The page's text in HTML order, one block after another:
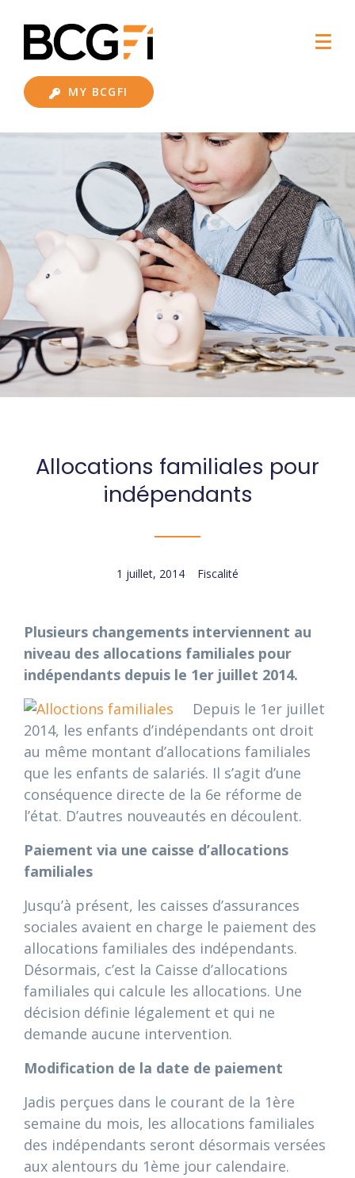
MY BCGFI
Allocations familiales pour
indépendants
1 juillet, 2014 Fiscalité
Plusieurs changements interviennent au
niveau des allocations familiales pour
indépendants depuis le 1er juillet 2014.
Depuis le 1er juillet
2014, les enfants d’indépendants ont droit
au même montant d’allocations familiales
que les enfants de salariés. Il s’agit d’une
conséquence directe de la 6e réforme de
l’état. D’autres nouveautés en découlent.
Paiement via une caisse d’allocations
familiales
Jusqu’à présent, les caisses d’assurances
sociales avaient en charge le paiement des
allocations familiales des indépendants.
Désormais, c’est la Caisse d’allocations
familiales qui calcule les allocations. Une
décision définie légalement et qui ne
demande aucune intervention.
Modification de la date de paiement
Jadis perçues dans le courant de la 1ère
semaine du mois, les allocations familiales
des indépendants seront désormais versées
aux alentours du 1ème jour calendaire.